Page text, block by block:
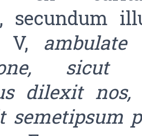
secundum
V, ambulate
sicut
dilexit nos,
semetipsum